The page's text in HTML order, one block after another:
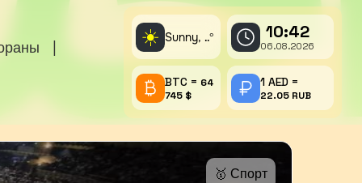
☀️ Sunny, ..° 10:42
06.08.2026
BTC = 64
745 $
1 AED =
22.05 RUB
🥇 Спорт